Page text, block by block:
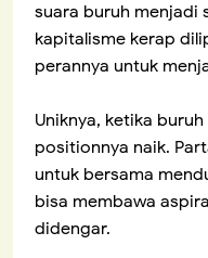
suara buruh menjadi
kapitalisme kerap
perannya untuk
Uniknya, ketika
positionnya naik.
untuk bersama
bisa membawa
didengar.